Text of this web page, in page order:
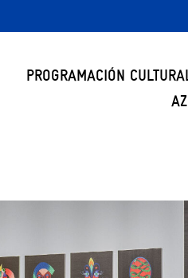
PROGRAMACIÓN